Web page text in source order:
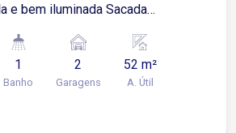
e bem iluminada Sacada
e utensílios essenciais 2
Ambientes
ótimo aproveitamento de espaço
1
Banho
2
Garagens
52 m²
A. Útil